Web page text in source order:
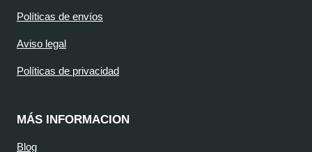
Políticas de envíos
Aviso legal
Políticas de privacidad
MÁS INFORMACION
Blog